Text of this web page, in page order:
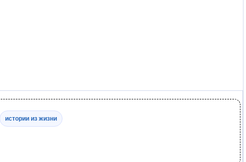
истории из жизни